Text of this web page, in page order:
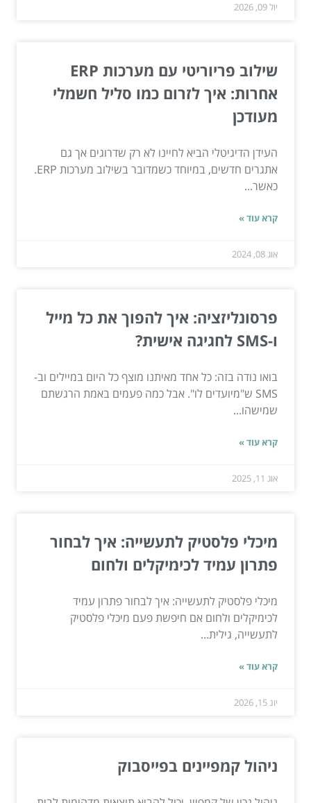
יול 09, 2026
שילוב פריוריטי עם מערכות ERP
אחרות: איך לזרום כמו סליל חשמלי
מעודכן
העידן הדיגיטלי הביא לחיינו לא רק שדרוגים אך גם
אתגרים חדשים, במיוחד כשמדובר בשילוב מערכות ERP.
כאשר...
קרא עוד »
אוג 08, 2024
פרסונליזציה: איך להפוך את כל מייל
ו-SMS לחגיגה אישית?
בואו נודה בזה: כל אחד מאיתנו מוצף כל היום במיילים וב-
SMS ש"מיועדים לו". אבל כמה פעמים באמת הרגשתם
שמישהו...
קרא עוד »
אוג 11, 2025
מיכלי פלסטיק לתעשייה: איך לבחור
פתרון עמיד לכימיקלים ולחום
מיכלי פלסטיק לתעשייה: איך לבחור פתרון עמיד
לכימיקלים ולחום אם חיפשת פעם מיכלי פלסטיק
לתעשייה, גילית...
קרא עוד »
יונ 15, 2026
ניהול קמפיינים בפייסבוק